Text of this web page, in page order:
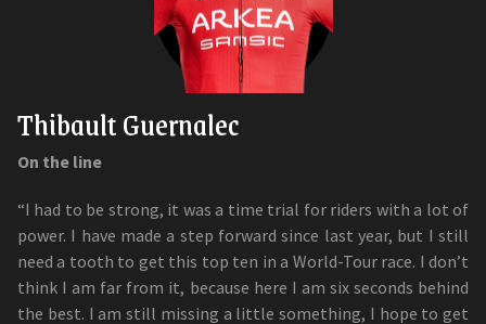
Thibault Guernalec
On the line
“I had to be strong, it was a time trial for riders with a lot of
power. I have made a step forward since last year, but I still
need a tooth to get this top ten in a World-Tour race. I don’t
think I am far from it, because here I am six seconds behind
the best. I am still missing a little something, I hope to get